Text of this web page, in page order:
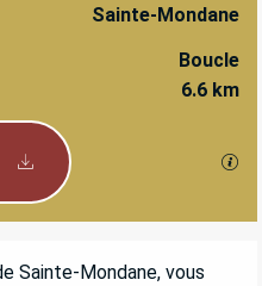
Sainte-Mondane
Boucle
6.6 km
Sainte-Mondane, vous